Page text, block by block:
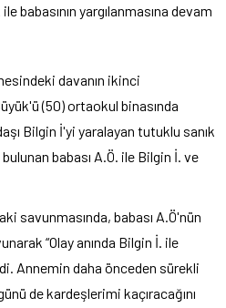
babasının yargılanmasına devam
davanın ikinci
(50) ortaokul binasında
Bilgin İ'yi yaralayan tutuklu sanık
babası A.Ö. ile Bilgin İ. ve
savunmasında, babası A.Ö'nün
“Olay anında Bilgin İ. ile
Annemin daha önceden sürekli
de kardeşlerimi kaçıracağını